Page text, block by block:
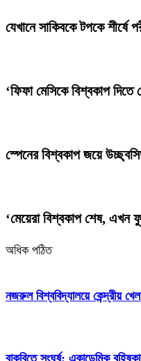
যেখানে সাকিবকে টপকে শীর্ষে
‘ফিফা মেসিকে বিশ্বকাপ
স্পেনের বিশ্বকাপ জয়ে
‘মেয়েরা বিশ্বকাপ শেষ, এখন
অধিক পঠিত
নজরুল বিশ্ববিদ্যালয়ে কেন্দ্রীয়
বাকৃবিতে সংঘর্ষ: একাডেমিক